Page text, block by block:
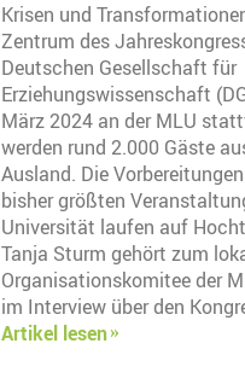
Krisen und
Zentrum des
Deutschen Gesellschaft für
Erziehungswissenschaft
März 2024 an der MLU
werden rund 2.000 Gäste
Ausland. Die
bisher größten
Universität laufen auf
Tanja Sturm gehört zum
Organisationskomitee der
im Interview über den
Artikel lesen